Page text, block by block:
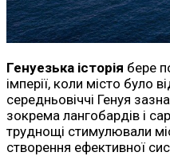
Генуезька історія бере
імперії, коли місто було
середньовіччі Генуя
зокрема лангобардів і
труднощі стимулювали
створення ефективної